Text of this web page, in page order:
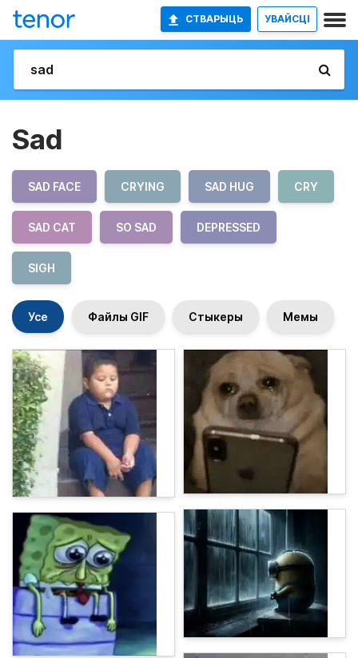
СТВАРЫЦЬ УВАЙСЦІ
Sad
SAD FACE CRYING SAD HUG CRY
SAD CAT SO SAD DEPRESSED
SIGH
Усе Файлы GIF Стыкеры Мемы